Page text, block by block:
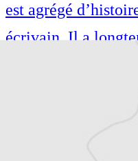
est agrégé
écrivain. Il a